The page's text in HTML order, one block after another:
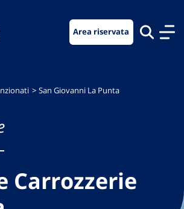
Area riservata
San Giovanni La Punta
Carrozzerie